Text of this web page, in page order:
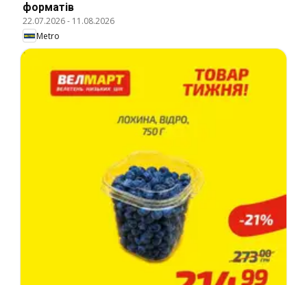
форматів
22.07.2026- 11.08.2026
Metro